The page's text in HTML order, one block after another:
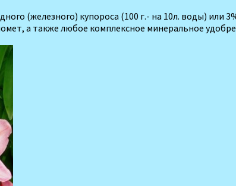
(железного) ку­пороса (100 г.- на 10л. воды) или
а также любое комплекс­ное минеральное